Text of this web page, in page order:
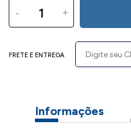
- +
FRETE E ENTREGA
Informações